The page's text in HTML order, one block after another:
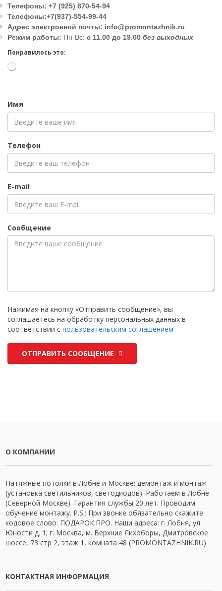
Телефоны: +7 (925) 870-54-94
Телефоны:+7(937)-554-99-44
Адрес электронной почты: info@promontazhnik.ru
Режим работы: Пн-Вс: с 11.00 до 19.00 без выходных
Понравилось это:
Загрузка…
Имя
Телефон
E-mail
Сообщение
Нажимая на кнопку «Отправить сообщение», вы
соглашаетесь на обработку персональных данных в
соответствии с пользовательским соглашением
ОТПРАВИТЬ СООБЩЕНИЕ
О КОМПАНИИ
Натяжные потолки в Лобне и Москве: демонтаж и монтаж
(установка светильников, светодиодов). Работаем в Лобне
(Северной Москве). Гарантия службы 20 лет. Проводим
обучение монтажу. P.S.: При звонке обязательно скажите
кодовое слово: ПОДАРОК.ПРО. Наши адреса: г. Лобня, ул.
Юности д. 1; г. Москва, м. Верхние Лихоборы, Дмитровское
шоссе, 73 стр 2, этаж 1, комната 48 (PROMONTAZHNIK.RU)
КОНТАКТНАЯ ИНФОРМАЦИЯ